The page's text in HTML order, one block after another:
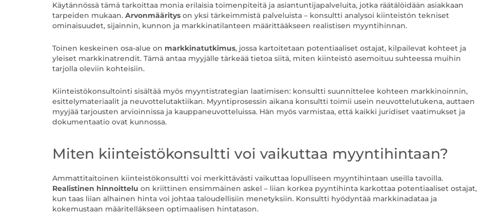
Käytännössä tämä tarkoittaa monia erilaisia toimenpiteitä ja asiantuntijapalveluita, jotka räätälöidään asiakkaan
tarpeiden mukaan. Arvonmääritys on yksi tärkeimmistä palveluista – konsultti analysoi kiinteistön tekniset
ominaisuudet, sijainnin, kunnon ja markkinatilanteen määrittääkseen realistisen myyntihinnan.
Toinen keskeinen osa-alue on markkinatutkimus, jossa kartoitetaan potentiaaliset ostajat, kilpailevat kohteet ja
yleiset markkinatrendit. Tämä antaa myyjälle tärkeää tietoa siitä, miten kiinteistö asemoituu suhteessa muihin
tarjolla oleviin kohteisiin.
Kiinteistökonsultointi sisältää myös myyntistrategian laatimisen: konsultti suunnittelee kohteen markkinoinnin,
esittelymateriaalit ja neuvottelutaktiikan. Myyntiprosessin aikana konsultti toimii usein neuvottelutukena, auttaen
myyjää tarjousten arvioinnissa ja kauppaneuvotteluissa. Hän myös varmistaa, että kaikki juridiset vaatimukset ja
dokumentaatio ovat kunnossa.
Miten kiinteistökonsultti voi vaikuttaa myyntihintaan?
Ammattitaitoinen kiinteistökonsultti voi merkittävästi vaikuttaa lopulliseen myyntihintaan useilla tavoilla.
Realistinen hinnoittelu on kriittinen ensimmäinen askel – liian korkea pyyntihinta karkottaa potentiaaliset ostajat,
kun taas liian alhainen hinta voi johtaa taloudellisiin menetyksiin. Konsultti hyödyntää markkinadataa ja
kokemustaan määritelläkseen optimaalisen hintatason.